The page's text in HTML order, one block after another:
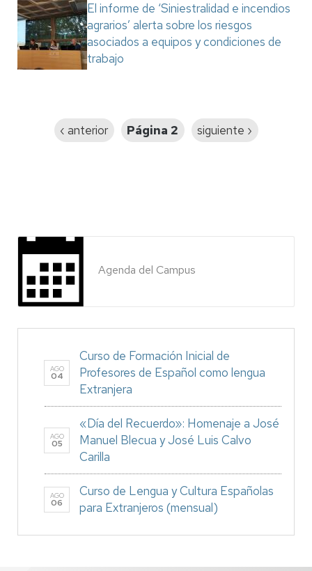
El informe de ‘Siniestralidad e incendios
agrarios’ alerta sobre los riesgos
asociados a equipos y condiciones de
trabajo
Página
‹ anterior Página 2
Siguiente
siguiente ›
Agenda del Campus
AGO
04
Curso de Formación Inicial de
Profesores de Español como lengua
Extranjera
AGO
05
«Día del Recuerdo»: Homenaje a José
Manuel Blecua y José Luis Calvo
Carilla
AGO
06
Curso de Lengua y Cultura Españolas
para Extranjeros (mensual)